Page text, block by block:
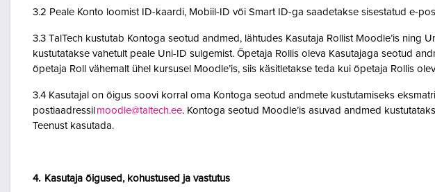
3.2 Peale Konto loomist ID-kaardi, Mobiil-ID või Smart ID-ga saadetakse sisestatud e-
3.3 TalTech kustutab Kontoga seotud andmed, lähtudes Kasutaja Rollist Moodle’is ning
kustutatakse vahetult peale Uni-ID sulgemist. Õpetaja Rollis oleva Kasutajaga seotud
õpetaja Roll vähemalt ühel kursusel Moodle’is, siis käsitletakse teda kui õpetaja Rollis
3.4 Kasutajal on õigus soovi korral oma Kontoga seotud andmete kustutamiseks
postiaadressil moodle@taltech.ee. Kontoga seotud Moodle’is asuvad andmed
Teenust kasutada.
4. Kasutaja õigused, kohustused ja vastutus